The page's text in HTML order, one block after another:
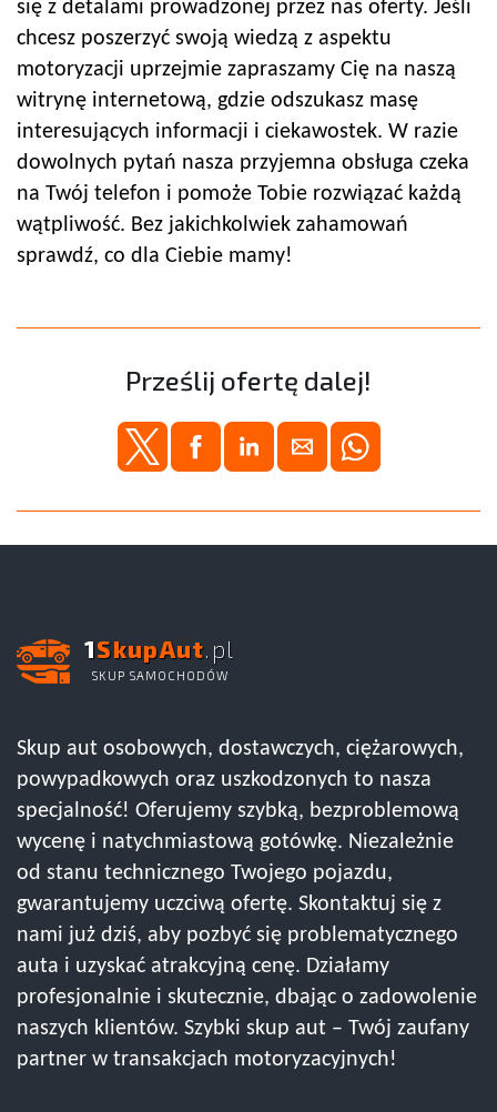
się z detalami prowadzonej przez nas oferty. Jeśli
chcesz poszerzyć swoją wiedzą z aspektu
motoryzacji uprzejmie zapraszamy Cię na naszą
witrynę internetową, gdzie odszukasz masę
interesujących informacji i ciekawostek. W razie
dowolnych pytań nasza przyjemna obsługa czeka
na Twój telefon i pomoże Tobie rozwiązać każdą
wątpliwość. Bez jakichkolwiek zahamowań
sprawdź, co dla Ciebie mamy!
Prześlij ofertę dalej!
1SkupAut.pl
SKUP SAMOCHODÓW
Skup aut osobowych, dostawczych, ciężarowych,
powypadkowych oraz uszkodzonych to nasza
specjalność! Oferujemy szybką, bezproblemową
wycenę i natychmiastową gotówkę. Niezależnie
od stanu technicznego Twojego pojazdu,
gwarantujemy uczciwą ofertę. Skontaktuj się z
nami już dziś, aby pozbyć się problematycznego
auta i uzyskać atrakcyjną cenę. Działamy
profesjonalnie i skutecznie, dbając o zadowolenie
naszych klientów. Szybki skup aut – Twój zaufany
partner w transakcjach motoryzacyjnych!